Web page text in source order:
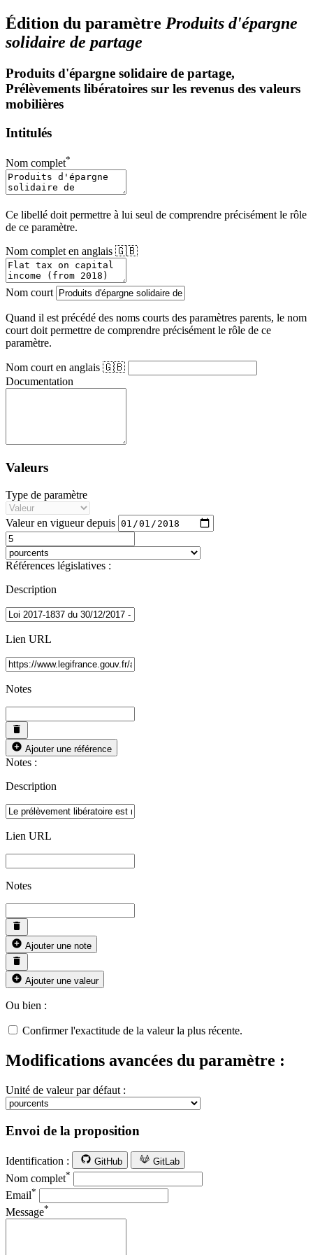
Édition du paramètre Produits d'épargne
solidaire de partage
Produits d'épargne solidaire de partage,
Prélèvements libératoires sur les revenus des valeurs
mobilières
Intitulés
Nom complet*
Ce libellé doit permettre à lui seul de comprendre précisément le rôle
de ce paramètre.
Nom complet en anglais 🇬🇧
Nom court
Quand il est précédé des noms courts des paramètres parents, le nom
court doit permettre de comprendre précisément le rôle de ce
paramètre.
Nom court en anglais 🇬🇧
Documentation
Valeurs
Type de paramètre
Valeur en vigueur depuis
Références législatives :
Description
Lien URL
Notes
Ajouter une référence
Notes :
Description
Lien URL
Notes
Ajouter une note
Ajouter une valeur
Ou bien :
Confirmer l'exactitude de la valeur la plus récente.
Modifications avancées du paramètre :
Unité de valeur par défaut :
Envoi de la proposition
Identification : GitHub GitLab
Nom complet*
Email*
Message*